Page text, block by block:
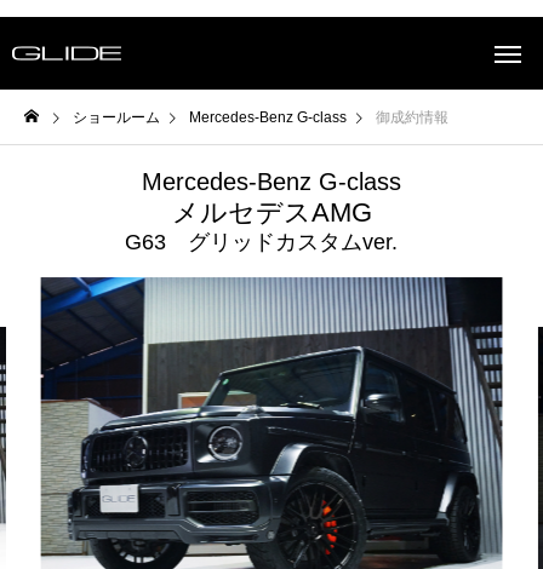
ショールーム Mercedes-Benz G-class 御成約情報
Mercedes-Benz G-class
メルセデスAMG
G63 グリッドカスタムver.